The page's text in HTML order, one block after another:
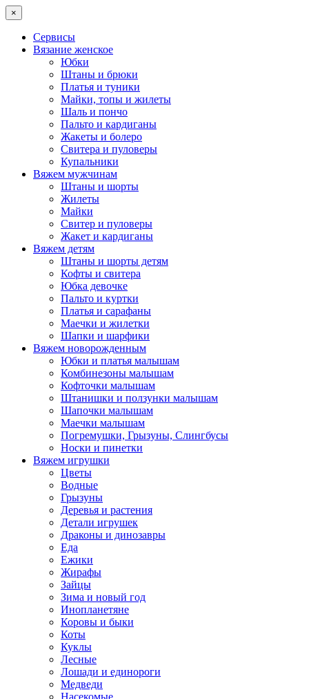
×
Сервисы
Вязание женское
Юбки
Штаны и брюки
Платья и туники
Майки, топы и жилеты
Шаль и пончо
Пальто и кардиганы
Жакеты и болеро
Свитера и пуловеры
Купальники
Вяжем мужчинам
Штаны и шорты
Жилеты
Майки
Свитер и пуловеры
Жакет и кардиганы
Вяжем детям
Штаны и шорты детям
Кофты и свитера
Юбка девочке
Пальто и куртки
Платья и сарафаны
Маечки и жилетки
Шапки и шарфики
Вяжем новорожденным
Юбки и платья малышам
Комбинезоны малышам
Кофточки малышам
Штанишки и ползунки малышам
Шапочки малышам
Маечки малышам
Погремушки, Грызуны, Слингбусы
Носки и пинетки
Вяжем игрушки
Цветы
Водные
Грызуны
Деревья и растения
Детали игрушек
Драконы и динозавры
Еда
Ежики
Жирафы
Зайцы
Зима и новый год
Инопланетяне
Коровы и быки
Коты
Куклы
Лесные
Лошади и единороги
Медведи
Насекомые